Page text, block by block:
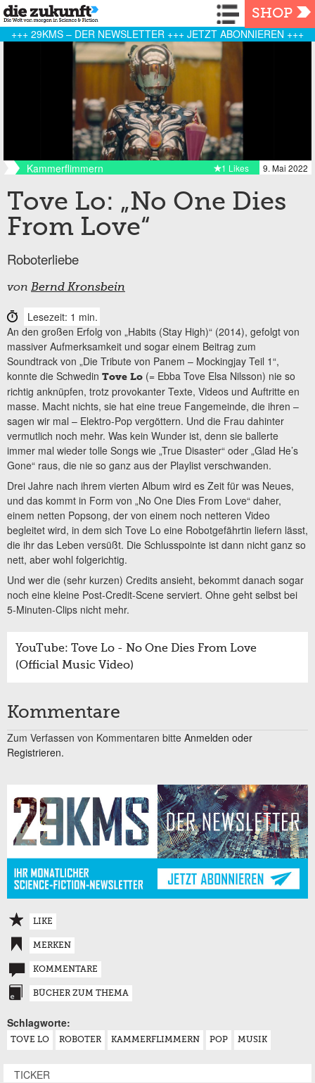
Navigation
SHOP
+++ 29KMS – DER NEWSLETTER +++ JETZT ABONNIEREN +++
Kammerflimmern 9. Mai 2022
1 Likes
Tove Lo: „No One Dies
From Love“
Roboterliebe
von Bernd Kronsbein
Lesezeit: 1 min.
An den großen Erfolg von „Habits (Stay High)“ (2014), gefolgt von
massiver Aufmerksamkeit und sogar einem Beitrag zum
Soundtrack von „Die Tribute von Panem – Mockingjay Teil 1“,
konnte die Schwedin Tove Lo (= Ebba Tove Elsa Nilsson) nie so
richtig anknüpfen, trotz provokanter Texte, Videos und Auftritte en
masse. Macht nichts, sie hat eine treue Fangemeinde, die ihren –
sagen wir mal – Elektro-Pop vergöttern. Und die Frau dahinter
vermutlich noch mehr. Was kein Wunder ist, denn sie ballerte
immer mal wieder tolle Songs wie „True Disaster“ oder „Glad He’s
Gone“ raus, die nie so ganz aus der Playlist verschwanden.
Drei Jahre nach ihrem vierten Album wird es Zeit für was Neues,
und das kommt in Form von „No One Dies From Love“ daher,
einem netten Popsong, der von einem noch netteren Video
begleitet wird, in dem sich Tove Lo eine Robotgefährtin liefern lässt,
die ihr das Leben versüßt. Die Schlusspointe ist dann nicht ganz so
nett, aber wohl folgerichtig.
Und wer die (sehr kurzen) Credits ansieht, bekommt danach sogar
noch eine kleine Post-Credit-Scene serviert. Ohne geht selbst bei
5-Minuten-Clips nicht mehr.
YouTube: Tove Lo - No One Dies From Love
(Official Music Video)
Kommentare
Zum Verfassen von Kommentaren bitte Anmelden oder
Registrieren.
LIKE
MERKEN
KOMMENTARE
BÜCHER ZUM THEMA
Schlagworte:
TOVE LO ROBOTER KAMMERFLIMMERN POP MUSIK
TICKER